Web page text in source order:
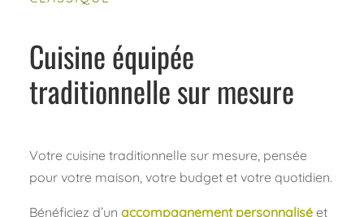
Cuisine équipée
traditionnelle sur mesure
Votre cuisine traditionnelle sur mesure, pensée
pour votre maison, votre budget et votre quotidien.
Bénéficiez d’un accompagnement personnaliséet